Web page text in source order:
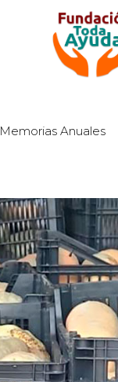
Memorias Anuales